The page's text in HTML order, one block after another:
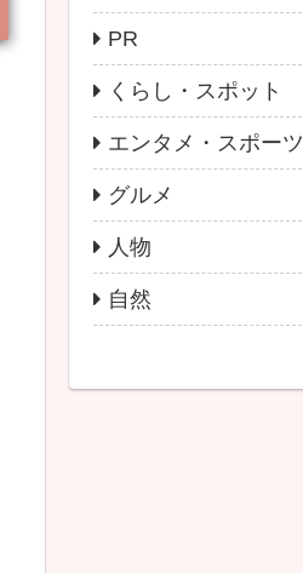
PR
くらし・スポット
エンタメ・スポーツ
グルメ
人物
自然